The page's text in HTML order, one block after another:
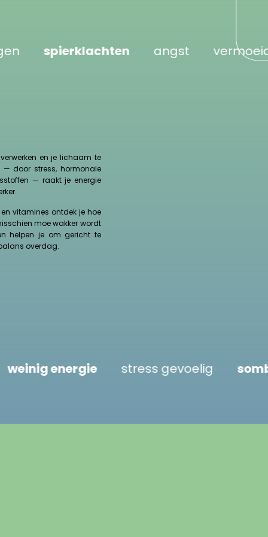
angst vermoeidheid
en je lichaam te
— door stress, hormonale
— raakt je energie
en vitamines ontdek je hoe
moe wakker wordt
helpen je om gericht te
overdag.
zijn weinig energie stress gevoelig